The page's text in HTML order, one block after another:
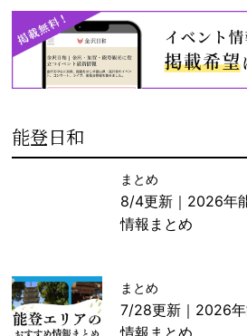
能登日和
まとめ
8/4更新｜2026年
情報まとめ
まとめ
7/28更新｜2026